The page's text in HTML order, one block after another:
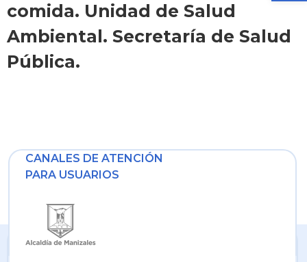
comida. Unidad de Salud
Ambiental. Secretaría de Salud
Pública.
CANALES DE ATENCIÓN
PARA USUARIOS